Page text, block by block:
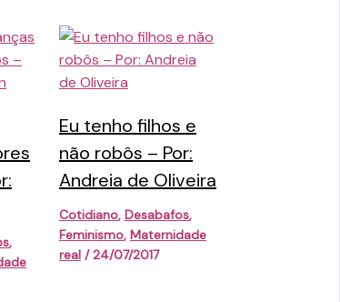
,
Eu tenho filhos e
não robôs – Por:
Andreia de Oliveira
Cotidiano, Desabafos,
Feminismo, Maternidade
real /24/07/2017